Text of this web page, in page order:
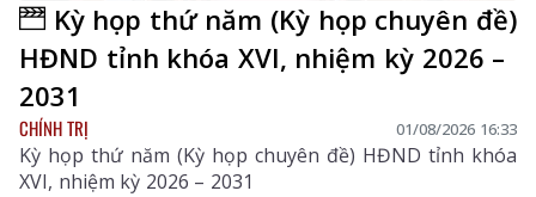
Kỳ họp thứ năm (Kỳ họp chuyên đề)
HĐND tỉnh khóa XVI, nhiệm kỳ 2026 –
2031
CHÍNH TRỊ 01/08/2026 16:33
Kỳ họp thứ năm (Kỳ họp chuyên đề) HĐND tỉnh khóa
XVI, nhiệm kỳ 2026 – 2031